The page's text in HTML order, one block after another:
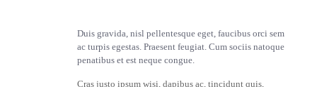
Duis gravida, nisl pellentesque eget, faucibus orci sem
ac turpis egestas. Praesent feugiat. Cum sociis natoque
penatibus et est neque congue.
Cras justo ipsum wisi, dapibus ac, tincidunt quis,